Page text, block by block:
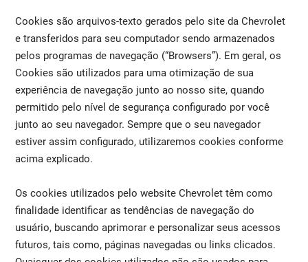
Cookies são arquivos-texto gerados pelo site da Chevrolet
e transferidos para seu computador sendo armazenados
pelos programas de navegação (“Browsers”). Em geral, os
Cookies são utilizados para uma otimização de sua
experiência de navegação junto ao nosso site, quando
permitido pelo nível de segurança configurado por você
junto ao seu navegador. Sempre que o seu navegador
estiver assim configurado, utilizaremos cookies conforme
acima explicado.
Os cookies utilizados pelo website Chevrolet têm como
finalidade identificar as tendências de navegação do
usuário, buscando aprimorar e personalizar seus acessos
futuros, tais como, páginas navegadas ou links clicados.